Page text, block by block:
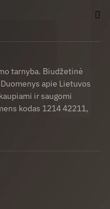
tarnyba. Biudžetinė
apie Lietuvos
ir saugomi
kodas 1214 42211,